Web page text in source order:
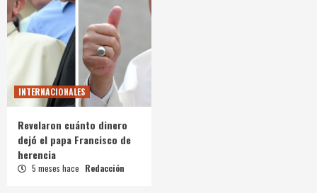
INTERNACIONALES
Revelaron cuánto dinero
dejó el papa Francisco de
herencia
5 meses hace Redacción